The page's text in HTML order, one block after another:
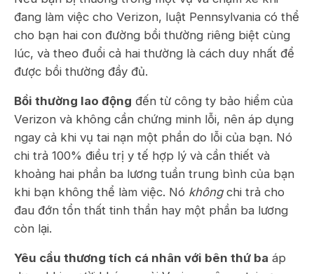
đang làm việc cho Verizon, luật Pennsylvania có thể
cho bạn hai con đường bồi thường riêng biệt cùng
lúc, và theo đuổi cả hai thường là cách duy nhất để
được bồi thường đầy đủ.
Bồi thường lao động đến từ công ty bảo hiểm của
Verizon và không cần chứng minh lỗi, nên áp dụng
ngay cả khi vụ tai nạn một phần do lỗi của bạn. Nó
chi trả 100% điều trị y tế hợp lý và cần thiết và
khoảng hai phần ba lương tuần trung bình của bạn
khi bạn không thể làm việc. Nó khôngchi trả cho
đau đớn tổn thất tinh thần hay một phần ba lương
còn lại.
Yêu cầu thương tích cá nhân với bên thứ ba áp